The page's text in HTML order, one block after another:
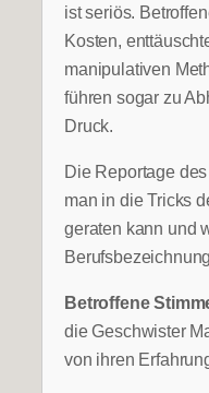
ist seriös.
Kosten,
manipulativen
führen sogar zu
Druck.
Die Reportage
man in die Tricks
geraten kann und
Betroffene
die Geschwister
von ihren